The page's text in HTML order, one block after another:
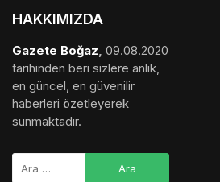
HAKKIMIZDA
Gazete Boğaz, 09.08.2020
tarihinden beri sizlere anlık,
en güncel, en güvenilir
haberleri özetleyerek
sunmaktadır.